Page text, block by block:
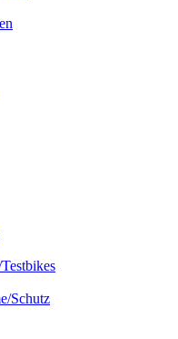
Schutz